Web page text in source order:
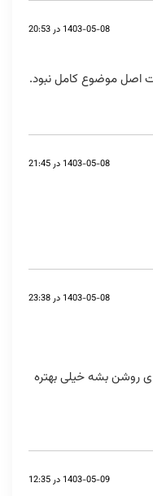
1403-05-08 در 20:53
اصل موضوع کامل نبود.
1403-05-08 در 21:45
1403-05-08 در 23:38
ی روشن بشه خیلی بهتره
1403-05-09 در 12:35